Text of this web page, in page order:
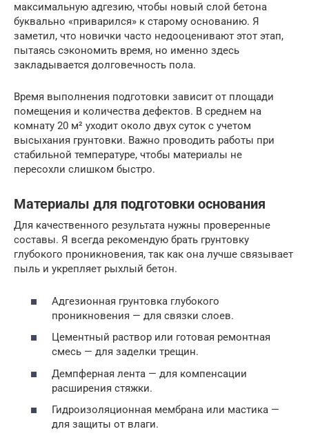
максимальную адгезию, чтобы новый слой бетона
буквально «приварился» к старому основанию. Я
заметил, что новички часто недооценивают этот этап,
пытаясь сэкономить время, но именно здесь
закладывается долговечность пола.
Время выполнения подготовки зависит от площади
помещения и количества дефектов. В среднем на
комнату 20 м² уходит около двух суток с учетом
высыхания грунтовки. Важно проводить работы при
стабильной температуре, чтобы материалы не
пересохли слишком быстро.
Материалы для подготовки основания
Для качественного результата нужны проверенные
составы. Я всегда рекомендую брать грунтовку
глубокого проникновения, так как она лучше связывает
пыль и укрепляет рыхлый бетон.
Адгезионная грунтовка глубокого
проникновения — для связки слоев.
Цементный раствор или готовая ремонтная
смесь — для заделки трещин.
Демпферная лента — для компенсации
расширения стяжки.
Гидроизоляционная мембрана или мастика —
для защиты от влаги.